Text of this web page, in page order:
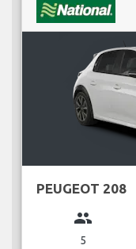
PEUGEOT 208
group
5